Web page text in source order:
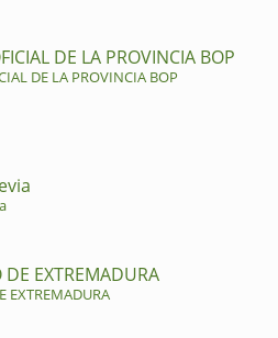
DE LA PROVINCIA BOP
DE LA PROVINCIA BOP
DE EXTREMADURA
EXTREMADURA